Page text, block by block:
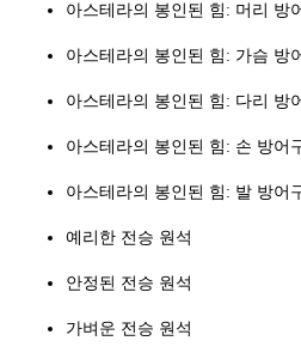
아스테라의 봉인된 힘: 머리 방
아스테라의 봉인된 힘: 가슴 방
아스테라의 봉인된 힘: 다리 방
아스테라의 봉인된 힘: 손 방어
아스테라의 봉인된 힘: 발 방어
예리한 전승 원석
안정된 전승 원석
가벼운 전승 원석